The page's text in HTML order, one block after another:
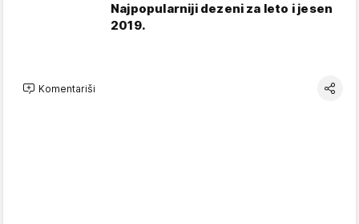
Najpopularniji dezeni za leto i jesen
2019.
Komentariši